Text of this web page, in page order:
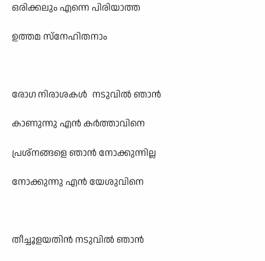
ഒരിക്കലും എന്നെ പിരിയാത്ത
ഉത്തമ സ്നേഹിതനാം
രോഗനിരാശകള്‍ നടുവില്‍ ഞാന്‍
കാണുന്നു എന്‍ കര്‍ത്താവിനെ
പ്രശ്നങ്ങളെ ഞാന്‍ നോക്കുന്നില്ല
നോക്കുന്നു എന്‍ യേശുവിനെ
തീച്ചൂളയതിന്‍ നടുവില്‍ ഞാന്‍